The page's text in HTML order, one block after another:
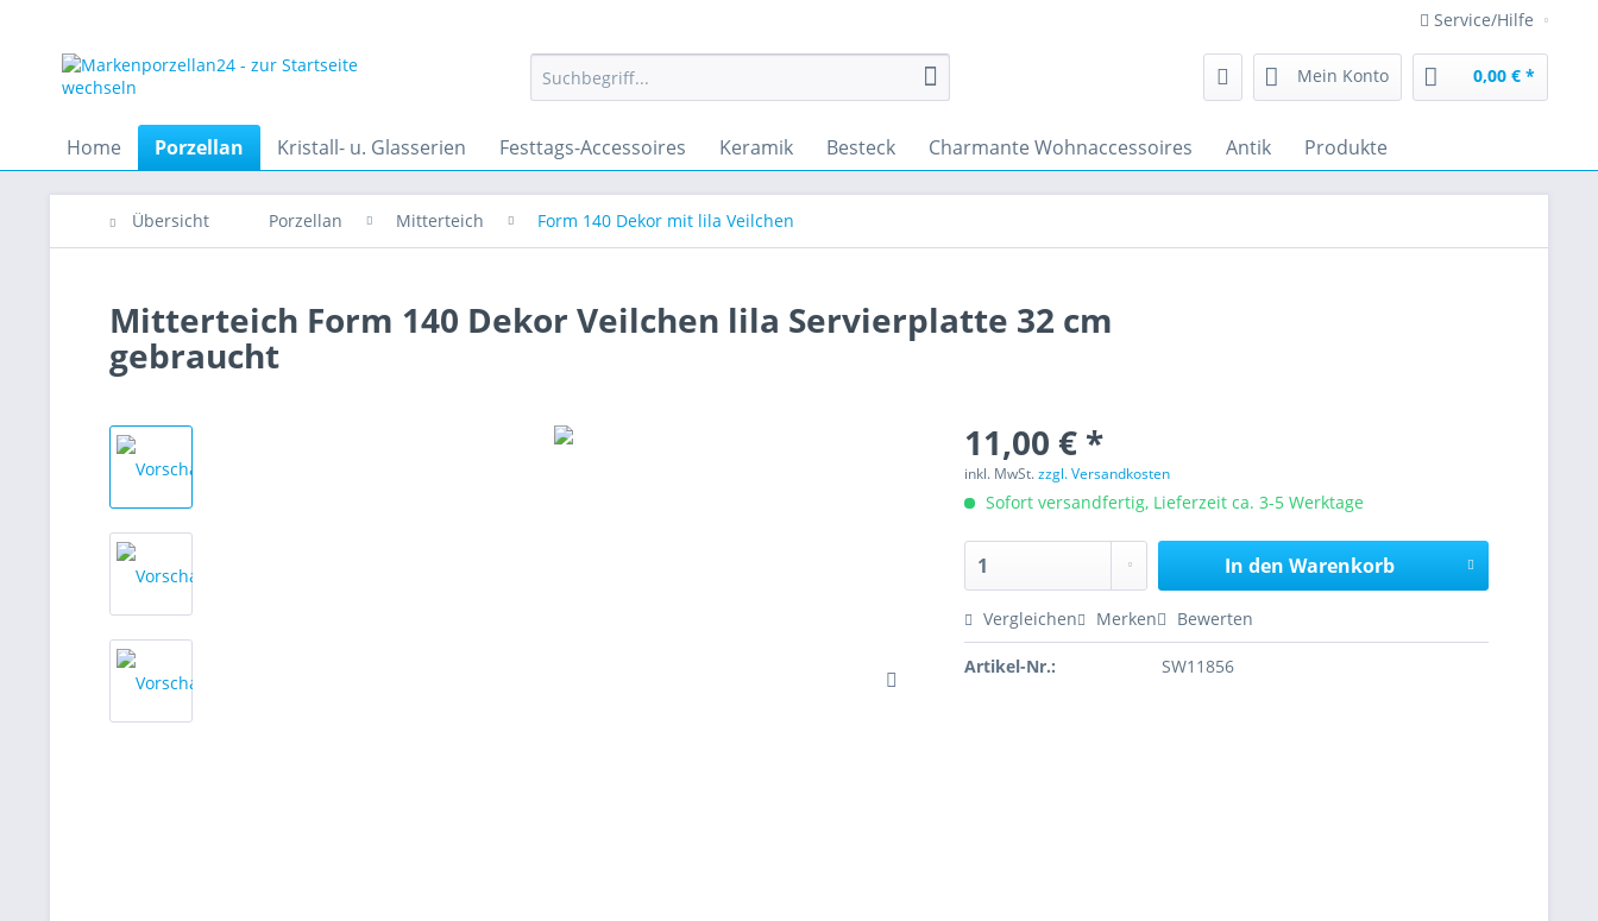
Service/Hilfe
Mein Konto 0,00 € *
Home Porzellan Kristall- u. Glasserien Festtags-Accessoires Keramik Besteck Charmante Wohnaccessoires Antik Produkte
Übersicht Porzellan Mitterteich Form 140 Dekor mit lila Veilchen
Mitterteich Form 140 Dekor Veilchen lila Servierplatte 32 cm
gebraucht
11,00 € *
inkl. MwSt.zzgl. Versandkosten
Sofort versandfertig, Lieferzeit ca. 3-5 Werktage
In den Warenkorb
Vergleichen Merken Bewerten
Artikel-Nr.: SW11856